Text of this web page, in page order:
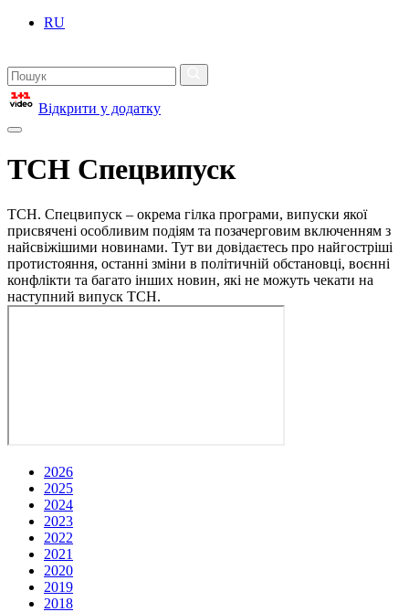
RU
Відкрити у додатку
ТСН Спецвипуск
ТСН. Спецвипуск – окрема гілка програми, випуски якої
присвячені особливим подіям та позачерговим включенням з
найсвіжішими новинами. Тут ви довідаєтесь про найгостріші
протистояння, останні зміни в політичній обстановці, воєнні
конфлікти та багато інших новин, які не можуть чекати на
наступний випуск ТСН.
2026
2025
2024
2023
2022
2021
2020
2019
2018